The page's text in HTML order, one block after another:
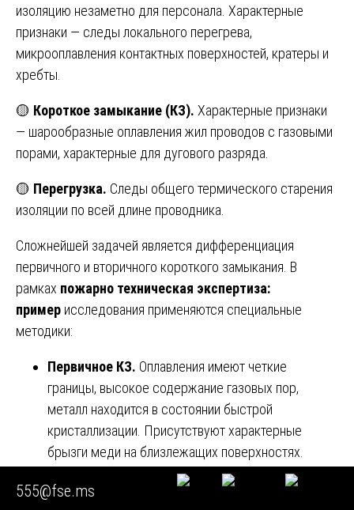
изоляцию незаметно для персонала. Характерные
признаки — следы локального перегрева,
микрооплавления контактных поверхностей, кратеры и
хребты.
🟡 Короткое замыкание (КЗ). Характерные признаки
— шарообразные оплавления жил проводов с газовыми
порами, характерные для дугового разряда.
🟡 Перегрузка. Следы общего термического старения
изоляции по всей длине проводника.
Сложнейшей задачей является дифференциация
первичного и вторичного короткого замыкания. В
рамках пожарно техническая экспертиза:
пример исследования применяются специальные
методики:
Первичное КЗ. Оплавления имеют четкие
границы, высокое содержание газовых пор,
металл находится в состоянии быстрой
кристаллизации. Присутствуют характерные
брызги меди на близлежащих поверхностях.
Оплавления имеют более пологие
края, содержат включения оксидов и продуктов
555@fse.ms